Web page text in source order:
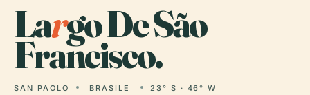
Largo De São
Francisco.
SAN PAOLO BRASILE 23° S · 46° W